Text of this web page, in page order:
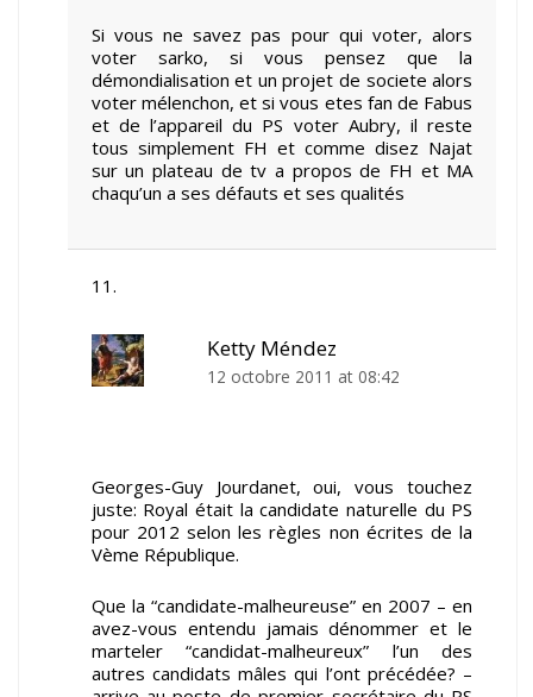
Si vous ne savez pas pour qui voter, alors
voter sarko, si vous pensez que la
démondialisation et un projet de societe alors
voter mélenchon, et si vous etes fan de Fabus
et de l’appareil du PS voter Aubry, il reste
tous simplement FH et comme disez Najat
sur un plateau de tv a propos de FH et MA
chaqu’un a ses défauts et ses qualités
Ketty Méndez
12 octobre 2011 at 08:42
Georges-Guy Jourdanet, oui, vous touchez
juste: Royal était la candidate naturelle du PS
pour 2012 selon les règles non écrites de la
Vème République.
Que la “candidate-malheureuse” en 2007 – en
avez-vous entendu jamais dénommer et le
marteler “candidat-malheureux” l’un des
autres candidats mâles qui l’ont précédée? –